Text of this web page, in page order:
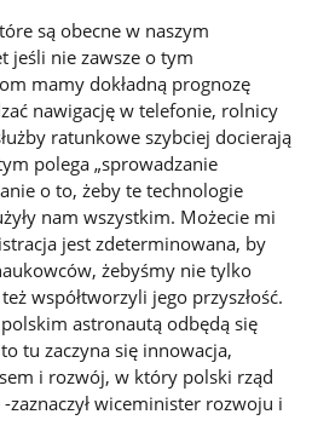
są obecne w naszym
jeśli nie zawsze o tym
mamy dokładną prognozę
nawigację w telefonie, rolnicy
ratunkowe szybciej docierają
polega „sprowadzanie
o to, żeby te technologie
nam wszystkim. Możecie mi
jest zdeterminowana, by
żebyśmy nie tylko
współtworzyli jego przyszłość.
astronautą odbędą się
tu zaczyna się innowacja,
i rozwój, w który polski rząd
wiceminister rozwoju i